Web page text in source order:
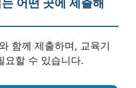
함께 제출하며, 교육기
요할 수 있습니다.